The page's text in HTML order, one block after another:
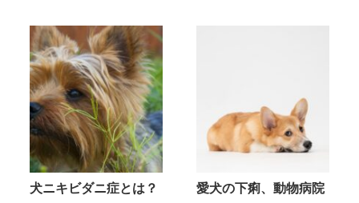
犬ニキビダニ症とは？ 愛犬の下痢、動物病院